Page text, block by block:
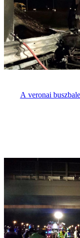
A veronai